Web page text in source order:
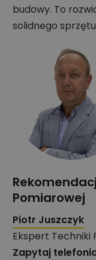
budowy. To
solidnego
Pomiarowej
Piotr Juszczyk
Ekspert Techniki
Zapytaj